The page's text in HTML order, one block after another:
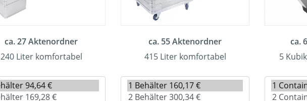
ca. 27 Aktenordner
240 Liter komfortabel
ca. 55 Aktenordner
415 Liter komfortabel
ca.
5